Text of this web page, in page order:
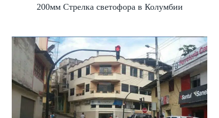
200мм Стрелка светофора в Колумбии